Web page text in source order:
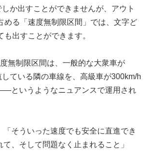
か出すことができませんが、アウト
める「速度無制限区間」では、文字ど
も出すことができます。
無制限区間は、一般的な大衆車が
ている隣の車線を、高級車が300km/h
というようなニュアンスで運用され
「そういった速度でも安全に直進でき
、そして問題なく止まれること」